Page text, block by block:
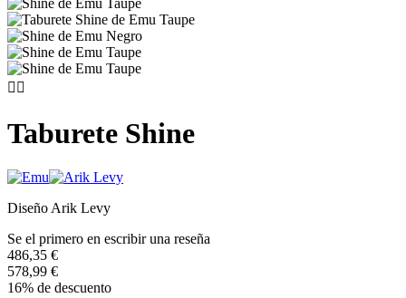
 
Taburete Shine
Diseño Arik Levy
Se el primero en escribir una reseña
486,35 €
578,99 €
16% de descuento